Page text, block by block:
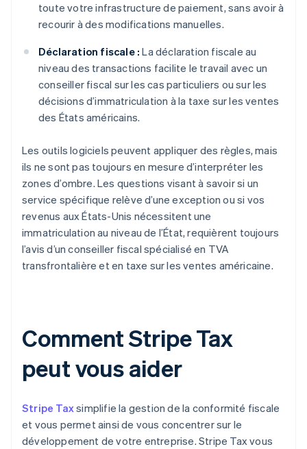
toute votre infrastructure de paiement, sans avoir à
recourir à des modifications manuelles.
Déclaration fiscale : La déclaration fiscale au
niveau des transactions facilite le travail avec un
conseiller fiscal sur les cas particuliers ou sur les
décisions d’immatriculation à la taxe sur les ventes
des États américains.
Les outils logiciels peuvent appliquer des règles, mais
ils ne sont pas toujours en mesure d’interpréter les
zones d’ombre. Les questions visant à savoir si un
service spécifique relève d’une exception ou si vos
revenus aux États-Unis nécessitent une
immatriculation au niveau de l’État, requièrent toujours
l’avis d’un conseiller fiscal spécialisé en TVA
transfrontalière et en taxe sur les ventes américaine.
Comment Stripe Tax
peut vous aider
Stripe Taxsimplifie la gestion de la conformité fiscale
et vous permet ainsi de vous concentrer sur le
développement de votre entreprise. Stripe Tax vous